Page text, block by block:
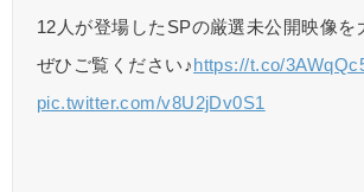
12人が登場したSPの厳選未公開映像を
ぜひご覧ください♪https://t.co/
pic.twitter.com/v8U2jDv0S1